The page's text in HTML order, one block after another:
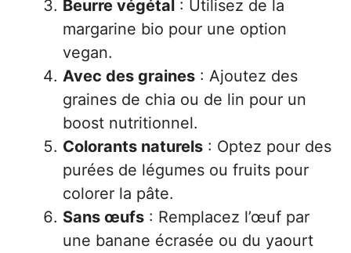
Beurre végétal : Utilisez de la
margarine bio pour une option
vegan.
Avec des graines : Ajoutez des
graines de chia ou de lin pour un
boost nutritionnel.
Colorants naturels : Optez pour des
purées de légumes ou fruits pour
colorer la pâte.
Sans œufs : Remplacez l’œuf par
une banane écrasée ou du yaourt